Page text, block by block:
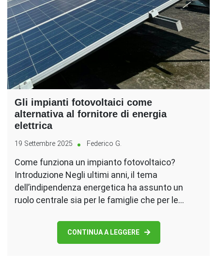
Gli impianti fotovoltaici come
alternativa al fornitore di energia
elettrica
19 Settembre 2025 Federico G.
Come funziona un impianto fotovoltaico?
Introduzione Negli ultimi anni, il tema
dell’indipendenza energetica ha assunto un
ruolo centrale sia per le famiglie che per le…
CONTINUA A LEGGERE